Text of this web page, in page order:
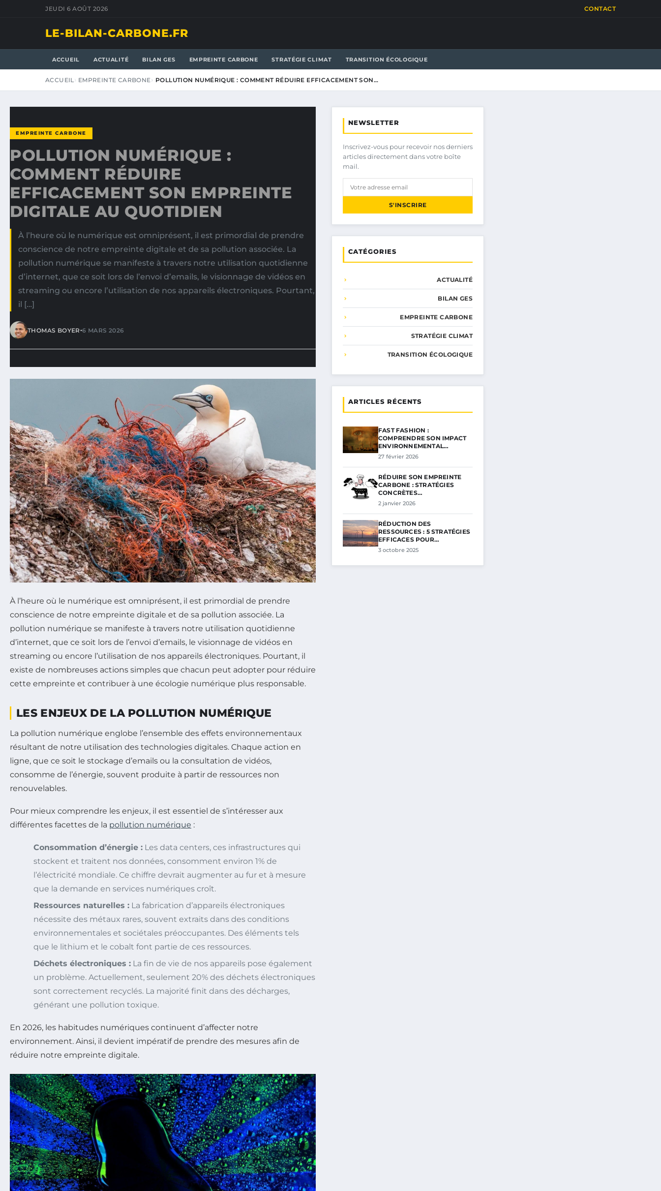
JEUDI 6 AOÛT 2026 CONTACT
LE-BILAN-CARBONE.FR
ACCUEIL ACTUALITÉ BILAN GES EMPREINTE CARBONE STRATÉGIE CLIMAT TRANSITION ÉCOLOGIQUE
ACCUEIL EMPREINTE CARBONE POLLUTION NUMÉRIQUE : COMMENT RÉDUIRE EFFICACEMENT SON…
EMPREINTE CARBONE
POLLUTION NUMÉRIQUE :
COMMENT RÉDUIRE
EFFICACEMENT SON EMPREINTE
DIGITALE AU QUOTIDIEN
À l’heure où le numérique est omniprésent, il est primordial de prendre
conscience de notre empreinte digitale et de sa pollution associée. La
pollution numérique se manifeste à travers notre utilisation quotidienne
d’internet, que ce soit lors de l’envoi d’emails, le visionnage de vidéos en
streaming ou encore l’utilisation de nos appareils électroniques. Pourtant,
il […]
THOMAS BOYER•6 MARS 2026
À l’heure où le numérique est omniprésent, il est primordial de prendre
conscience de notre empreinte digitale et de sa pollution associée. La
pollution numérique se manifeste à travers notre utilisation quotidienne
d’internet, que ce soit lors de l’envoi d’emails, le visionnage de vidéos en
streaming ou encore l’utilisation de nos appareils électroniques. Pourtant, il
existe de nombreuses actions simples que chacun peut adopter pour réduire
cette empreinte et contribuer à une écologie numérique plus responsable.
LES ENJEUX DE LA POLLUTION NUMÉRIQUE
La pollution numérique englobe l’ensemble des effets environnementaux
résultant de notre utilisation des technologies digitales. Chaque action en
ligne, que ce soit le stockage d’emails ou la consultation de vidéos,
consomme de l’énergie, souvent produite à partir de ressources non
renouvelables.
Pour mieux comprendre les enjeux, il est essentiel de s’intéresser aux
différentes facettes de la pollution numérique :
Consommation d’énergie : Les data centers, ces infrastructures qui
stockent et traitent nos données, consomment environ 1% de
l’électricité mondiale. Ce chiffre devrait augmenter au fur et à mesure
que la demande en services numériques croît.
Ressources naturelles : La fabrication d’appareils électroniques
nécessite des métaux rares, souvent extraits dans des conditions
environnementales et sociétales préoccupantes. Des éléments tels
que le lithium et le cobalt font partie de ces ressources.
Déchets électroniques : La fin de vie de nos appareils pose également
un problème. Actuellement, seulement 20% des déchets électroniques
sont correctement recyclés. La majorité finit dans des décharges,
générant une pollution toxique.
En 2026, les habitudes numériques continuent d’affecter notre
environnement. Ainsi, il devient impératif de prendre des mesures afin de
réduire notre empreinte digitale.
NEWSLETTER
Inscrivez-vous pour recevoir nos derniers
articles directement dans votre boîte
mail.
S'INSCRIRE
CATÉGORIES
ACTUALITÉ
BILAN GES
EMPREINTE CARBONE
STRATÉGIE CLIMAT
TRANSITION ÉCOLOGIQUE
ARTICLES RÉCENTS
FAST FASHION :
COMPRENDRE SON IMPACT
ENVIRONNEMENTAL…
27 février 2026
RÉDUIRE SON EMPREINTE
CARBONE : STRATÉGIES
CONCRÈTES…
2 janvier 2026
RÉDUCTION DES
RESSOURCES : 5 STRATÉGIES
EFFICACES POUR…
3 octobre 2025